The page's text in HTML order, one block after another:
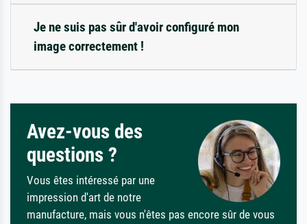
Je ne suis pas sûr d'avoir configuré mon
image correctement !
Avez-vous des
questions ?
Vous êtes intéressé par une
impression d'art de notre
manufacture, mais vous n'êtes pas encore sûr de vous